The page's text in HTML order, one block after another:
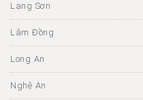
Lạng Sơn
Lâm Đồng
Long An
Nghệ An